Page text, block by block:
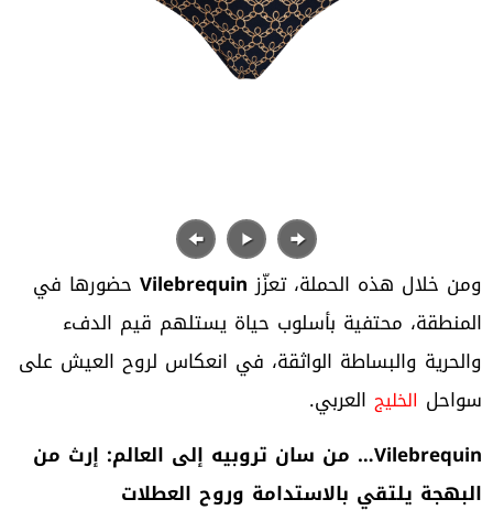
ومن خلال هذه الحملة، تعزّز Vilebrequin حضورها في
المنطقة، محتفية بأسلوب حياة يستلهم قيم الدفء
والحرية والبساطة الواثقة، في انعكاس لروح العيش على
سواحل الخليج العربي.
Vilebrequin… من سان تروبيه إلى العالم: إرث من
البهجة يلتقي بالاستدامة وروح العطلات